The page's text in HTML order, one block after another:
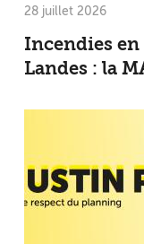
28 juillet 2026
Incendies en
Landes : la